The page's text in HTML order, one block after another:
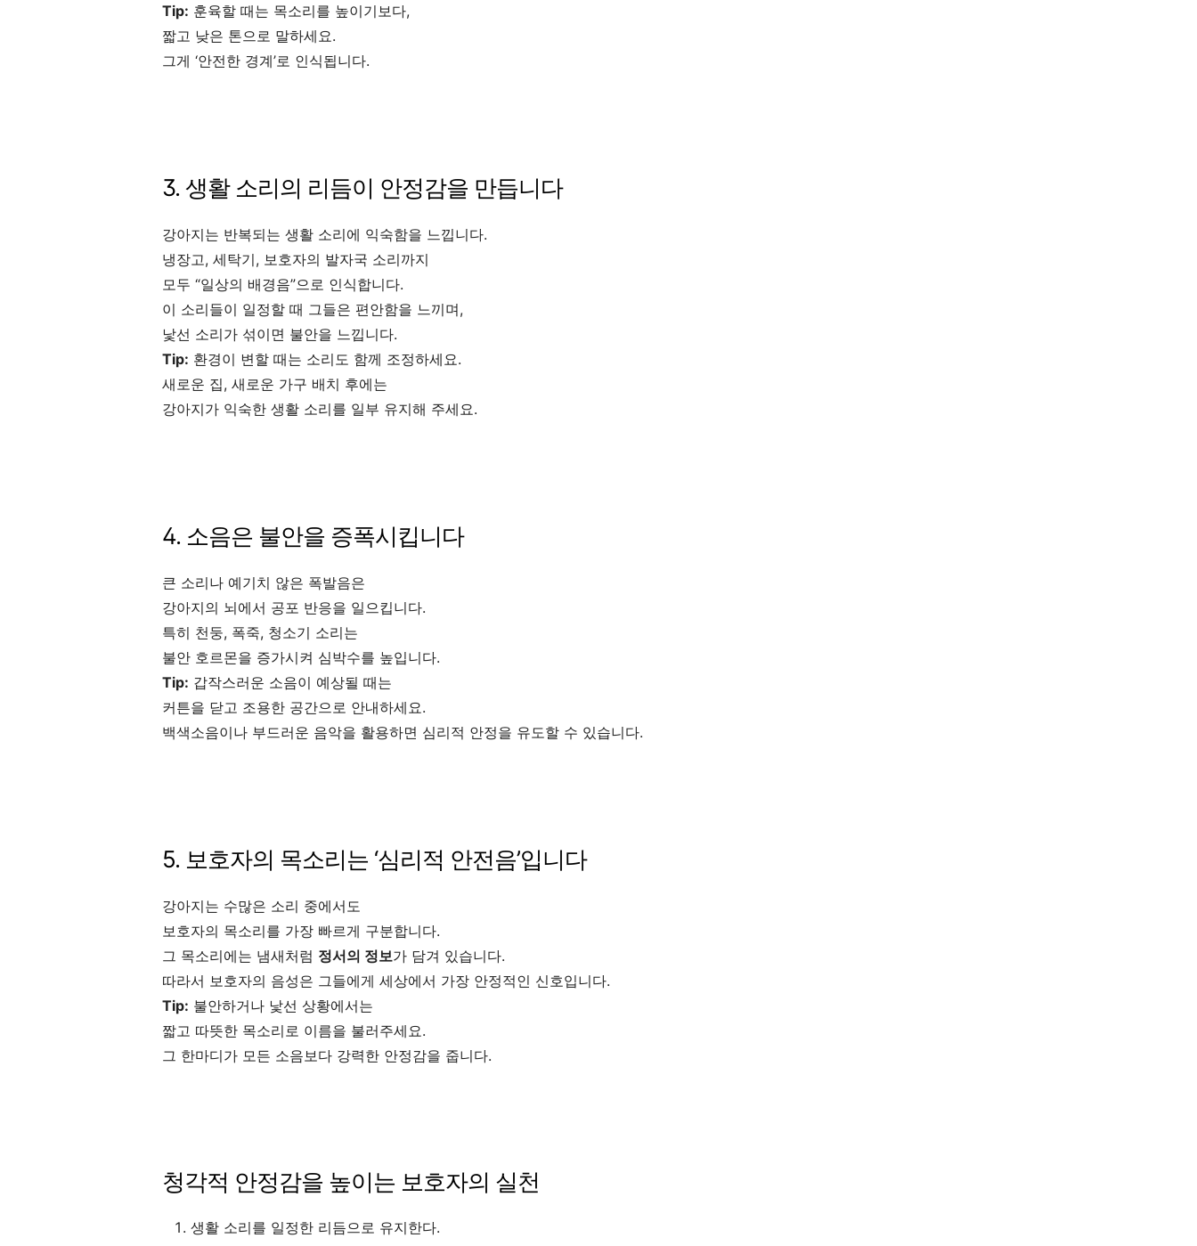
Tip: 훈육할 때는 목소리를 높이기보다,
짧고 낮은 톤으로 말하세요.
그게 ‘안전한 경계’로 인식됩니다.
3. 생활 소리의 리듬이 안정감을 만듭니다
강아지는 반복되는 생활 소리에 익숙함을 느낍니다.
냉장고, 세탁기, 보호자의 발자국 소리까지
모두 “일상의 배경음”으로 인식합니다.
이 소리들이 일정할 때 그들은 편안함을 느끼며,
낯선 소리가 섞이면 불안을 느낍니다.
Tip: 환경이 변할 때는 소리도 함께 조정하세요.
새로운 집, 새로운 가구 배치 후에는
강아지가 익숙한 생활 소리를 일부 유지해 주세요.
4. 소음은 불안을 증폭시킵니다
큰 소리나 예기치 않은 폭발음은
강아지의 뇌에서 공포 반응을 일으킵니다.
특히 천둥, 폭죽, 청소기 소리는
불안 호르몬을 증가시켜 심박수를 높입니다.
Tip: 갑작스러운 소음이 예상될 때는
커튼을 닫고 조용한 공간으로 안내하세요.
백색소음이나 부드러운 음악을 활용하면 심리적 안정을 유도할 수 있습니다.
5. 보호자의 목소리는 ‘심리적 안전음’입니다
강아지는 수많은 소리 중에서도
보호자의 목소리를 가장 빠르게 구분합니다.
그 목소리에는 냄새처럼 정서의 정보가 담겨 있습니다.
따라서 보호자의 음성은 그들에게 세상에서 가장 안정적인 신호입니다.
Tip: 불안하거나 낯선 상황에서는
짧고 따뜻한 목소리로 이름을 불러주세요.
그 한마디가 모든 소음보다 강력한 안정감을 줍니다.
청각적 안정감을 높이는 보호자의 실천
생활 소리를 일정한 리듬으로 유지한다.